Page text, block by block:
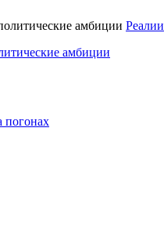
Реалии
амбиции
погонах